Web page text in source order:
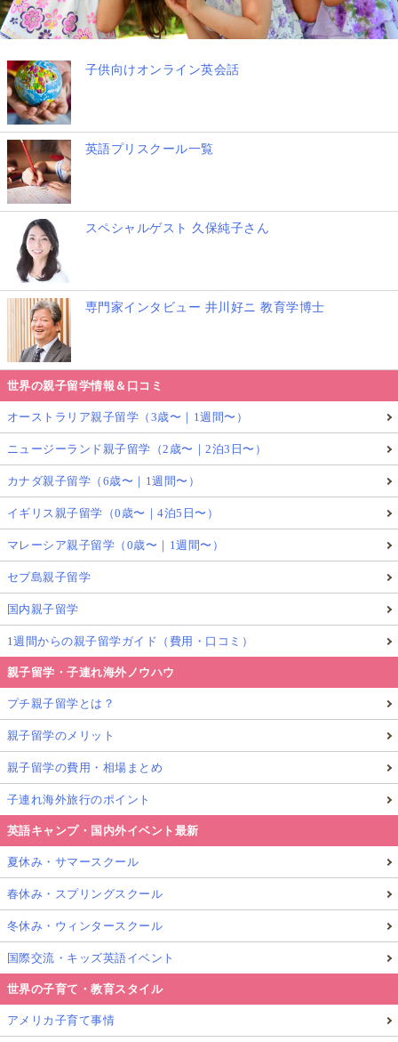
子供向けオンライン英会話
英語プリスクール一覧
スペシャルゲスト 久保純子さん
専門家インタビュー 井川好ニ 教育学博士
世界の親子留学情報＆口コミ
オーストラリア親子留学（3歳〜｜1週間〜）
ニュージーランド親子留学（2歳〜｜2泊3日〜）
カナダ親子留学（6歳〜｜1週間〜）
イギリス親子留学（0歳〜｜4泊5日〜）
マレーシア親子留学（0歳〜｜1週間〜）
セブ島親子留学
国内親子留学
1週間からの親子留学ガイド（費用・口コミ）
親子留学・子連れ海外ノウハウ
プチ親子留学とは？
親子留学のメリット
親子留学の費用・相場まとめ
子連れ海外旅行のポイント
英語キャンプ・国内外イベント最新
夏休み・サマースクール
春休み・スプリングスクール
冬休み・ウィンタースクール
国際交流・キッズ英語イベント
世界の子育て・教育スタイル
アメリカ子育て事情